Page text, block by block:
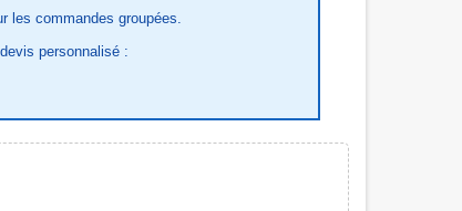
les commandes groupées.
personnalisé :